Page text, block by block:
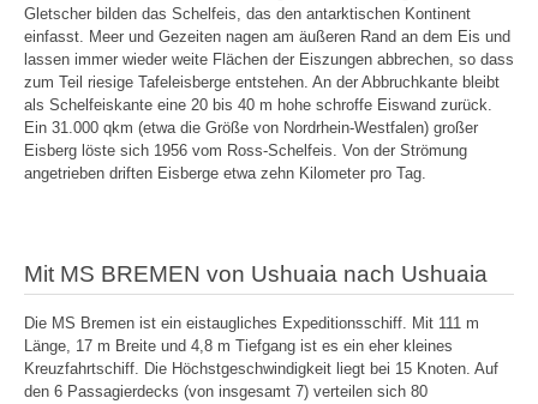
Gletscher bilden das Schelfeis, das den antarktischen Kontinent
einfasst. Meer und Gezeiten nagen am äußeren Rand an dem Eis und
lassen immer wieder weite Flächen der Eiszungen abbrechen, so dass
zum Teil riesige Tafeleisberge entstehen. An der Abbruchkante bleibt
als Schelfeiskante eine 20 bis 40 m hohe schroffe Eiswand zurück.
Ein 31.000 qkm (etwa die Größe von Nordrhein-Westfalen) großer
Eisberg löste sich 1956 vom Ross-Schelfeis. Von der Strömung
angetrieben driften Eisberge etwa zehn Kilometer pro Tag.
Mit MS BREMEN von Ushuaia nach Ushuaia
Die MS Bremen ist ein eistaugliches Expeditionsschiff. Mit 111 m
Länge, 17 m Breite und 4,8 m Tiefgang ist es ein eher kleines
Kreuzfahrtschiff. Die Höchstgeschwindigkeit liegt bei 15 Knoten. Auf
den 6 Passagierdecks (von insgesamt 7) verteilen sich 80